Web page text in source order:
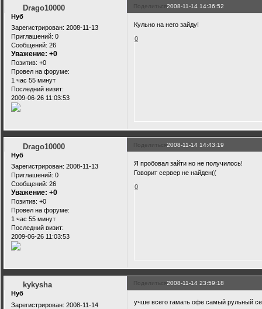
Поделиться2008-11-14 14:36:52
Drago10000
Нуб
Зарегистрирован: 2008-11-13
Приглашений: 0
Сообщений: 26
Уважение: +0
Позитив: +0
Провел на форуме:
1 час 55 минут
Последний визит:
2009-06-26 11:03:53
Кульно на него зайду!
0
Поделиться2008-11-14 14:43:19
Drago10000
Нуб
Зарегистрирован: 2008-11-13
Приглашений: 0
Сообщений: 26
Уважение: +0
Позитив: +0
Провел на форуме:
1 час 55 минут
Последний визит:
2009-06-26 11:03:53
Я пробовал зайти но не получилось!
Говорит сервер не найден((
0
Поделиться2008-11-14 23:59:18
kykysha
Нуб
Зарегистрирован: 2008-11-14
учше всего гамать офе самый рульный